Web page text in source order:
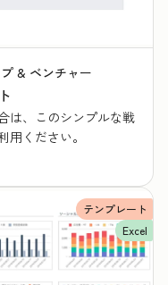
& ベンチャー
は、このシンプルな戦
ください。
テンプレート
Excel